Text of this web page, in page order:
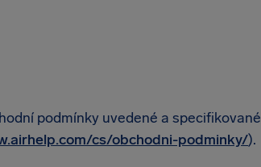
podmínky uvedené a specifikované
cs/obchodni-podminky/).